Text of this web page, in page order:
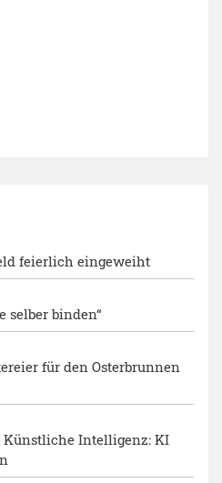
feierlich eingeweiht
selber binden“
für den Osterbrunnen
Künstliche Intelligenz: KI